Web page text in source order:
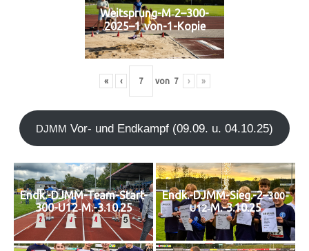
Weitsprung-M‑2–300-
2025–1‑von-1-Kopie
« ‹ von 7 › »
DJMM Vor- und End­kampf (09.09. u. 04.10.25)
Endk.-DJMM-Team-Start-
300-U12‑M.-3.10.25
Endk.-DJMM-Sieg.-2–300-
U12‑M.-3.10.25